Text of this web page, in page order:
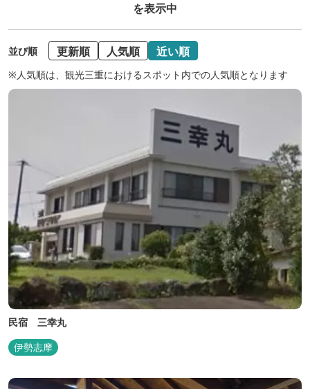
を表示中
並び順 更新順 人気順 近い順
※人気順は、観光三重におけるスポット内での人気順となります
民宿 三幸丸
伊勢志摩